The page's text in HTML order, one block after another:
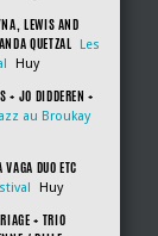
LEWIS AND
QUETZAL
Les
Huy
+ JO DIDDEREN +
au Broukay
DUO ETC
Huy
+ TRIO